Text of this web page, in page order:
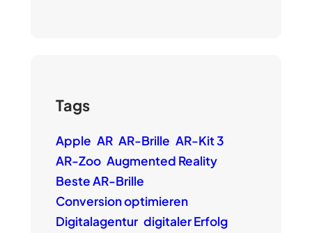
Tags
Apple AR AR-Brille AR-Kit 3
AR-Zoo Augmented Reality
Beste AR-Brille
Conversion optimieren
Digitalagentur digitaler Erfolg